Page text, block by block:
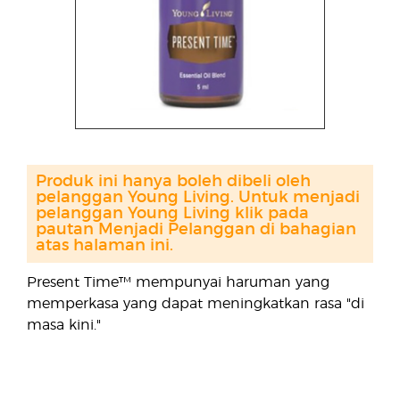
Present Time™ mempunyai haruman yang
memperkasa yang dapat meningkatkan rasa "di
masa kini."
Produk ini hanya boleh dibeli oleh
pelanggan Young Living. Untuk menjadi
pelanggan Young Living klik pada
pautan Menjadi Pelanggan di bahagian
atas halaman ini.